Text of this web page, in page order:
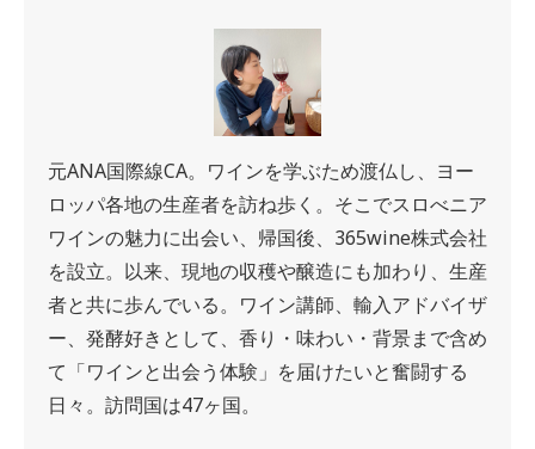
元ANA国際線CA。ワインを学ぶため渡仏し、ヨー
ロッパ各地の生産者を訪ね歩く。そこでスロべニア
ワインの魅力に出会い、帰国後、365wine株式会社
を設立。以来、現地の収穫や醸造にも加わり、生産
者と共に歩んでいる。ワイン講師、輸入アドバイザ
ー、発酵好きとして、香り・味わい・背景まで含め
て「ワインと出会う体験」を届けたいと奮闘する
日々。訪問国は47ヶ国。